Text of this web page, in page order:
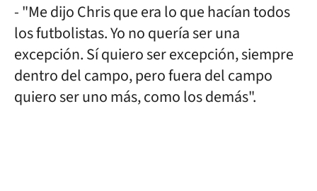
- "Me dijo Chris que era lo que hacían todos
los futbolistas. Yo no quería ser una
excepción. Sí quiero ser excepción, siempre
dentro del campo, pero fuera del campo
quiero ser uno más, como los demás".